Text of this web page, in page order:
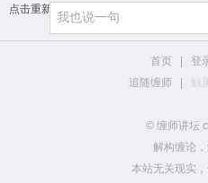
点击重新加载
首页 登
追随缠师
触
© 缠师讲坛
解构缠论
本站无关现实